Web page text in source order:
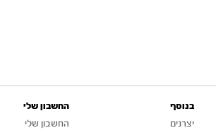
בנוסף
יצרנים
החשבון שלי
החשבון שלי